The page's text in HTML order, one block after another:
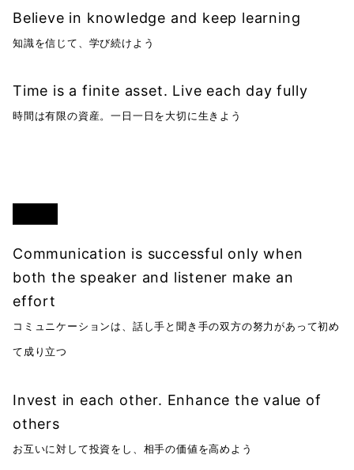
Believe in knowledge and keep learning
知識を信じて、学び続けよう
Time is a finite asset. Live each day fully
時間は有限の資産。一日一日を大切に生きよう
Communication is successful only when
both the speaker and listener make an
effort
コミュニケーションは、話し手と聞き手の双方の努力があって初め
て成り立つ
Invest in each other. Enhance the value of
others
お互いに対して投資をし、相手の価値を高めよう